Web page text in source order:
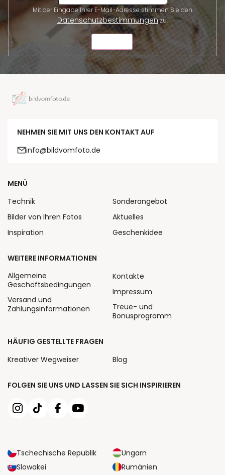
Datenschutzbestimmungenzu.
NEHMEN SIE MIT UNS DEN KONTAKT AUF
info@bildvomfoto.de
FOLGEN SIE UNS UND LASSEN SIE SICH INSPIRIEREN
Tschechische Republik
Ungarn
Slowakei
Rumänien
MENÜ
Technik
Bilder von Ihren Fotos
Inspiration
Sonderangebot
Aktuelles
Geschenkidee
WEITERE INFORMATIONEN
Allgemeine
Geschäftsbedingungen
Versand und
Zahlungsinformationen
Kontakte
Impressum
Treue- und
Bonusprogramm
HÄUFIG GESTELLTE FRAGEN
Kreativer Wegweiser
Blog